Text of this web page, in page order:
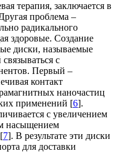
терапия, заключается в
проблема –
радикального
здоровые. Создание
диски, называемые
с
Первый –
контакт
наночастиц
применений [6].
с увеличением
насыщением
7]. В результате эти диски
для доставки